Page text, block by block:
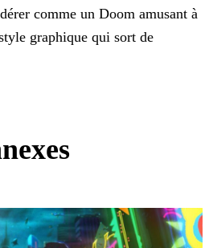
comme un Doom amusant à
graphique qui sort de